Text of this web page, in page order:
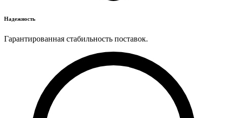
Надежность
Гарантированная стабильность поставок.